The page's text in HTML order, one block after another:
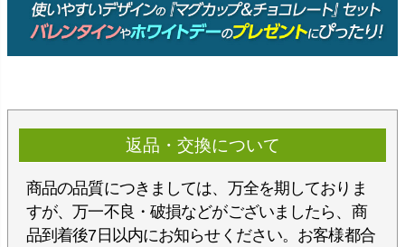
返品・交換について
商品の品質につきましては、万全を期しておりま
すが、万一不良・破損などがございましたら、商
品到着後7日以内にお知らせください。お客様都合